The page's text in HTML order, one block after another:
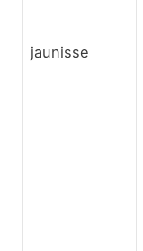
jaunisse